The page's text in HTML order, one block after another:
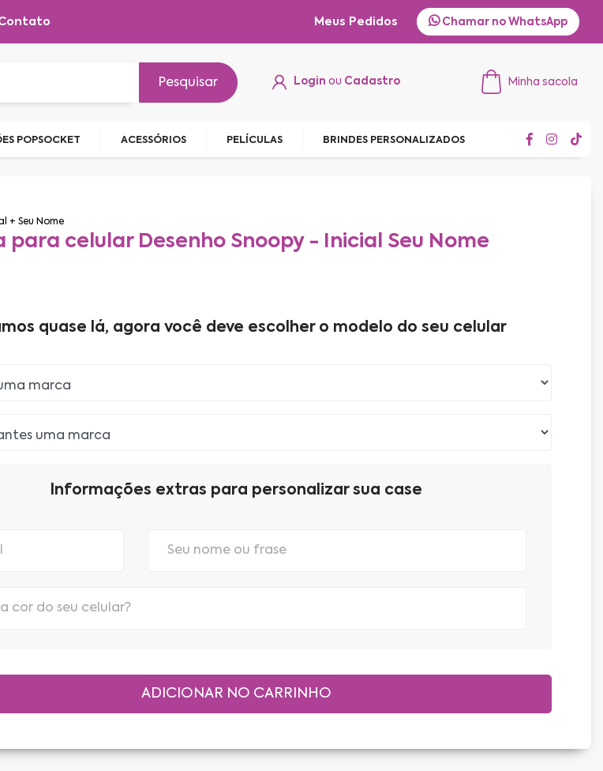
Chamar no WhatsApp
Meus Pedidos
Pesquisar Login ou Cadastro Minha sacola
POPSOCKET ACESSÓRIOS PELÍCULAS BRINDES PERSONALIZADOS
+ Seu Nome
para celular Desenho Snoopy - Inicial Seu Nome
quase lá, agora você deve escolher o modelo do seu celular
Informações extras para personalizar sua case